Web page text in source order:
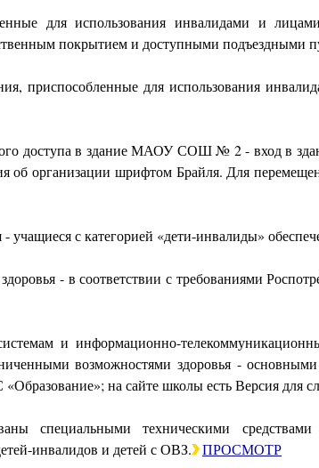
для использования инвалидами и
покрытием и доступными подъездными
приспособленные для использования
доступа в здание МАОУ СОШ № 2 - вход в
об организации шрифтом Брайля. Для
учащиеся с категорией «дети-инвалиды»
- в соответствии с требованиями
и информационно-
возможностями здоровья -
на сайте школы есть Версия для
специальными техническими
инвалидов и детей с ОВЗ.
ПРОСМОТР